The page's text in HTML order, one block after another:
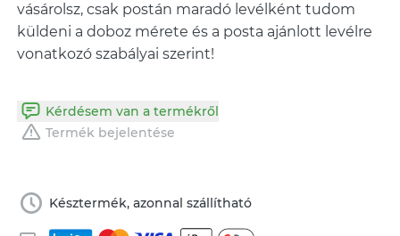
vásárolsz, csak postán maradó levélként tudom
küldeni a doboz mérete és a posta ajánlott levélre
Kérdésem van a termékről
Termék bejelentése
Késztermék, azonnal szállítható